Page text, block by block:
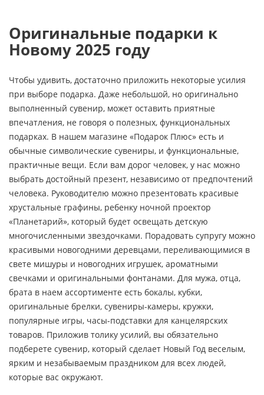
Оригинальные подарки к
Новому 2025 году
Чтобы удивить, достаточно приложить некоторые усилия
при выборе подарка. Даже небольшой, но оригинально
выполненный сувенир, может оставить приятные
впечатления, не говоря о полезных, функциональных
подарках. В нашем магазине «Подарок Плюс» есть и
обычные символические сувениры, и функциональные,
практичные вещи. Если вам дорог человек, у нас можно
выбрать достойный презент, независимо от предпочтений
человека. Руководителю можно презентовать красивые
хрустальные графины, ребенку ночной проектор
«Планетарий», который будет освещать детскую
многочисленными звездочками. Порадовать супругу можно
красивыми новогодними деревцами, переливающимися в
свете мишуры и новогодних игрушек, ароматными
свечками и оригинальными фонтанами. Для мужа, отца,
брата в наем ассортименте есть бокалы, кубки,
оригинальные брелки, сувениры-камеры, кружки,
популярные игры, часы-подставки для канцелярских
товаров. Приложив толику усилий, вы обязательно
подберете сувенир, который сделает Новый Год веселым,
ярким и незабываемым праздником для всех людей,
которые вас окружают.